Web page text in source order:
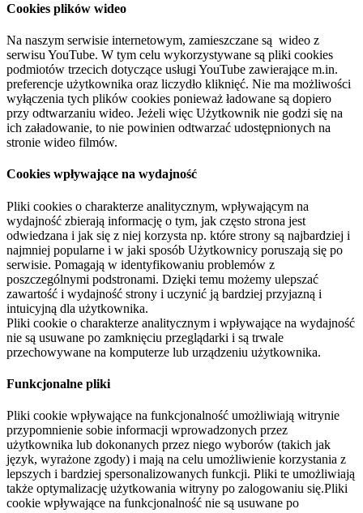
Cookies plików wideo
Na naszym serwisie internetowym, zamieszczane są wideo z
serwisu YouTube. W tym celu wykorzystywane są pliki cookies
podmiotów trzecich dotyczące usługi YouTube zawierające m.in.
preferencje użytkownika oraz liczydło kliknięć. Nie ma możliwości
wyłączenia tych plików cookies ponieważ ładowane są dopiero
przy odtwarzaniu wideo. Jeżeli więc Użytkownik nie godzi się na
ich załadowanie, to nie powinien odtwarzać udostępnionych na
stronie wideo filmów.
Cookies wpływające na wydajność
Pliki cookies o charakterze analitycznym, wpływającym na
wydajność zbierają informację o tym, jak często strona jest
odwiedzana i jak się z niej korzysta np. które strony są najbardziej i
najmniej popularne i w jaki sposób Użytkownicy poruszają się po
serwisie. Pomagają w identyfikowaniu problemów z
poszczególnymi podstronami. Dzięki temu możemy ulepszać
zawartość i wydajność strony i uczynić ją bardziej przyjazną i
intuicyjną dla użytkownika.
Pliki cookie o charakterze analitycznym i wpływające na wydajność
nie są usuwane po zamknięciu przeglądarki i są trwale
przechowywane na komputerze lub urządzeniu użytkownika.
Funkcjonalne pliki
Pliki cookie wpływające na funkcjonalność umożliwiają witrynie
przypomnienie sobie informacji wprowadzonych przez
użytkownika lub dokonanych przez niego wyborów (takich jak
język, wyrażone zgody) i mają na celu umożliwienie korzystania z
lepszych i bardziej spersonalizowanych funkcji. Pliki te umożliwiają
także optymalizację użytkowania witryny po zalogowaniu się.Pliki
cookie wpływające na funkcjonalność nie są usuwane po